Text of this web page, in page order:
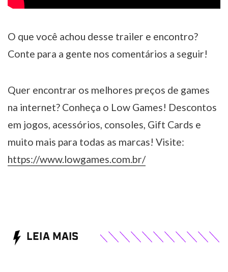
O que você achou desse trailer e encontro?
Conte para a gente nos comentários a seguir!
Quer encontrar os melhores preços de games
na internet? Conheça o Low Games! Descontos
em jogos, acessórios, consoles, Gift Cards e
muito mais para todas as marcas! Visite:
https://www.lowgames.com.br/
LEIA MAIS